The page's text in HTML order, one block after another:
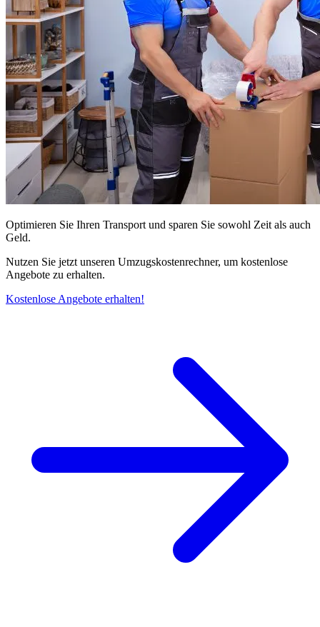
Optimieren Sie Ihren Transport und sparen Sie sowohl Zeit als auch
Geld.
Nutzen Sie jetzt unseren Umzugskostenrechner, um kostenlose
Angebote zu erhalten.
Kostenlose Angebote erhalten!